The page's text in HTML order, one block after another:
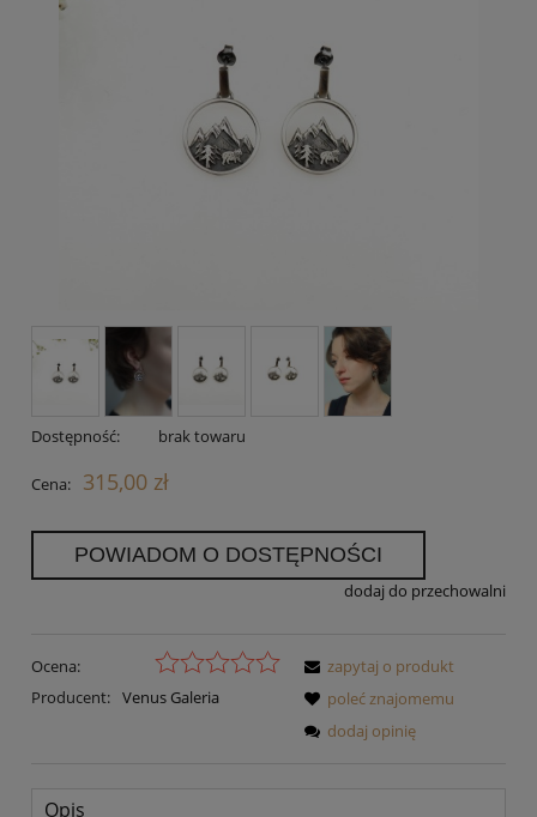
Dostępność: brak towaru
Cena: 315,00 zł
POWIADOM O DOSTĘPNOŚCI
dodaj do przechowalni
Ocena:
Producent: Venus Galeria
zapytaj o produkt
poleć znajomemu
dodaj opinię
Opis